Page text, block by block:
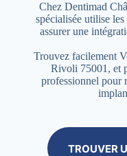
Chez Dentimad
spécialisée utilise
assurer une
Trouvez facilement
Rivoli 75001, et
professionnel pour
TROUVER